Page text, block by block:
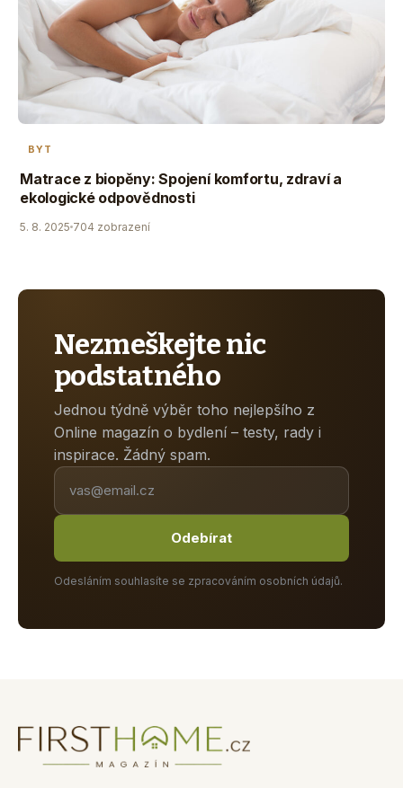
BYT
Matrace z biopěny: Spojení komfortu, zdraví a
ekologické odpovědnosti
5. 8. 2025 704 zobrazení
Nezmeškejte nic
podstatného
Jednou týdně výběr toho nejlepšího z
Online magazín o bydlení – testy, rady i
inspirace. Žádný spam.
Odebírat
Odesláním souhlasíte se zpracováním osobních údajů.